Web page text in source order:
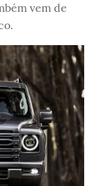
vem de